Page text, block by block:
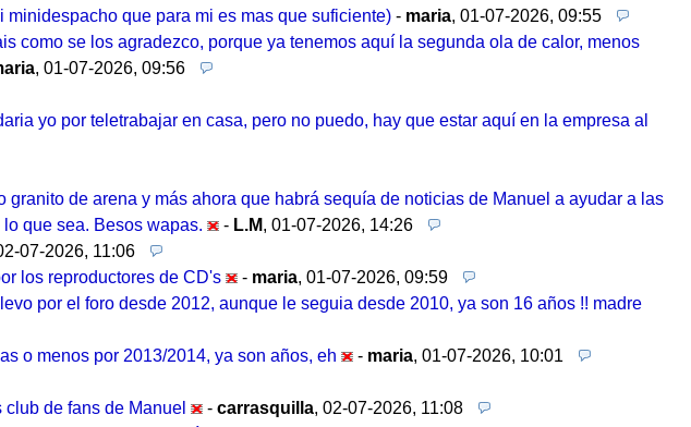
que para mi es mas que suficiente) - maria, 01-07-2026, 09:55
como se los agradezco, porque ya tenemos aquí la segunda ola de calor, menos
, 01-07-2026, 09:56
yo por teletrabajar en casa, pero no puedo, hay que estar aquí en la empresa al
de arena y más ahora que habrá sequía de noticias de Manuel a ayudar a las
que sea. Besos wapas.
- L.M, 01-07-2026, 14:26
07-2026, 11:06
los reproductores de CD's
- maria, 01-07-2026, 09:59
por el foro desde 2012, aunque le seguia desde 2010, ya son 16 años !! madre
o menos por 2013/2014, ya son años, eh
- maria, 01-07-2026, 10:01
de fans de Manuel
- carrasquilla, 02-07-2026, 11:08